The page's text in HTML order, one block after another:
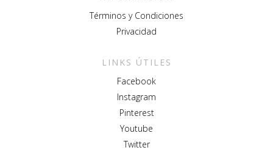
Términos y Condiciones
Privacidad
LINKS ÚTILES
Facebook
Instagram
Pinterest
Youtube
Twitter